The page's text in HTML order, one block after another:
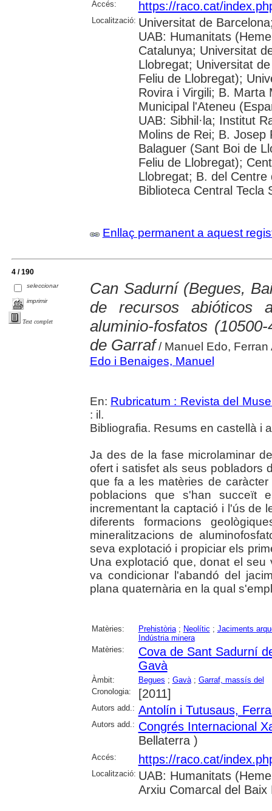
Accés: https://raco.cat/
Localització: Universitat de
UAB: Humanitats
Catalunya; Universitat
Llobregat; Universitat
Feliu de Llobregat);
Rovira i Virgili; B. Marta
Municipal l'Ateneu
UAB: Sibhil·la; Institut
Molins de Rei; B. Josep
Balaguer (Sant Boi de
Feliu de Llobregat);
Llobregat; B. del
Biblioteca Central Tecla
Enllaç permanent a aquest
4 / 190
seleccionar
imprimir
Text complet
Can Sadurní (Begues,
de recursos
aluminio-fosfatos
de Garraf/ Manuel Edo, Ferran
Edo i Benaiges, Manuel
En: Rubricatum : Revista del
: il.
Bibliografia. Resums en castellà i
Ja des de la fase microlaminar
ofert i satisfet als seus pobladors
que fa a les matèries de
poblacions que s'han succeït
incrementant la captació i l'ús de
diferents formacions
mineralitzacions de
seva explotació i propiciar els
Una explotació que, donat el seu
va condicionar l'abandó del
plana quaternària en la qual
Matèries: Prehistòria; Neolític ; Jaciments
Indústria minera
Matèries:
Cova de Sant Sadurní
Gavà
Àmbit: Begues ; Gavà; Garraf, massís del
Cronologia:
[2011]
Autors add.: Antolín i Tutusaus,
Autors add.: Congrés Internacional
Bellaterra )
Accés: https://raco.cat/
Localització: UAB: Humanitats
Arxiu Comarcal del